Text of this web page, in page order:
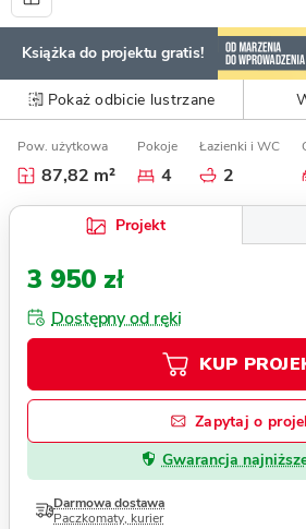
Książka do projektu gratis!
Pokaż odbicie lustrzane
Pow. użytkowa
87,82 m²
Pokoje
4
Łazienki i WC
2
Projekt
3 950 zł
Dostępny od ręki
KUP
Zapytaj o
Gwarancja
Darmowa dostawa
Paczkomaty, kurier